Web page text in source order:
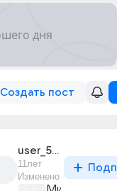
Создать пост
user_57950271
11лет
Изменено